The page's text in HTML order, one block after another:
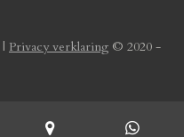
| Privacy verklaring © 2020 -